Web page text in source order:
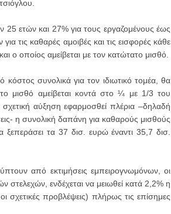
ετών και 27% για τους εργαζομένους έως
τις καθαρές αμοιβές και τις εισφορές κάθε
ο οποίος αμείβεται με τον κατώτατο μισθό.
συνολικά για τον ιδιωτικό τομέα, θα
μισθό αμείβεται κοντά στο ¼ με 1/3 του
αύξηση εφαρμοσθεί πλέρια –δηλαδή
η συνολική δαπάνη για καθαρούς μισθούς
ξεπεράσει τα 37 δισ. ευρώ έναντι 35,7 δισ.
από εκτιμήσεις εμπειρογνωμόνων, οι
στελεχών, ενδέχεται να μειωθεί κατά 2,2% η
σχετικές προβλέψεις) πλήρως τις επίσημες